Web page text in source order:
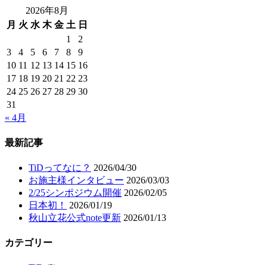
2026年8月
月 火 水 木 金 土 日
1
2
3
4 5 6 7 8
9
10 11 12 13 14 15 16
17 18 19 20 21 22 23
24 25 26 27 28 29 30
31
« 4月
最新記事
TiDってなに？ 2026/04/30
お施主様インタビュー 2026/03/03
2/25シンポジウム開催 2026/02/05
日本初！
2026/01/19
秋山立花公式note更新 2026/01/13
カテゴリー